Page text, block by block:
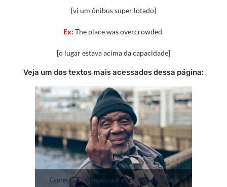
[vi um ônibus super lotado]
Ex: The place was overcrowded.
[o lugar estava acima da capacidade]
Veja um dos textos mais acessados dessa página:
Expressões em Inglês que escolas não ensinam